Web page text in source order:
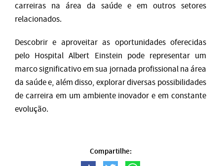
carreiras na área da saúde e em outros setores
relacionados.
Descobrir e aproveitar as oportunidades oferecidas
pelo Hospital Albert Einstein pode representar um
marco significativo em sua jornada profissional na área
da saúde e, além disso, explorar diversas possibilidades
de carreira em um ambiente inovador e em constante
evolução.
Compartilhe: